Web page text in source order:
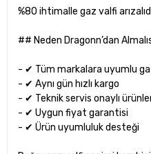
%80 ihtimalle gaz valfi
## Neden Dragonn’dan
- ✔ Tüm markalara uyumlu
- ✔ Aynı gün hızlı kargo
- ✔ Teknik servis onaylı
- ✔ Uygun fiyat garantisi
- ✔ Ürün uyumluluk desteği